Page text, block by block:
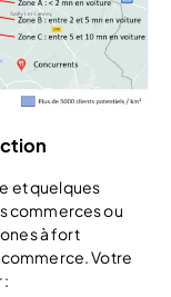
et quelques
commerces ou
à fort
Votre
: